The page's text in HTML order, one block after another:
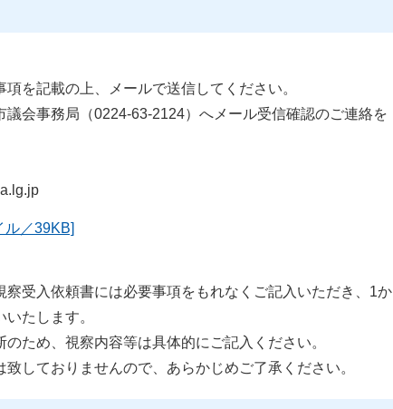
を記載の上、メールで送信してください。
会事務局（0224-63-2124）へメール受信確認のご連絡を
ル／39KB]
察受入依頼書には必要事項をもれなくご記入いただき、1か
たします。
ため、視察内容等は具体的にご記入ください。
しておりませんので、あらかじめご了承ください。